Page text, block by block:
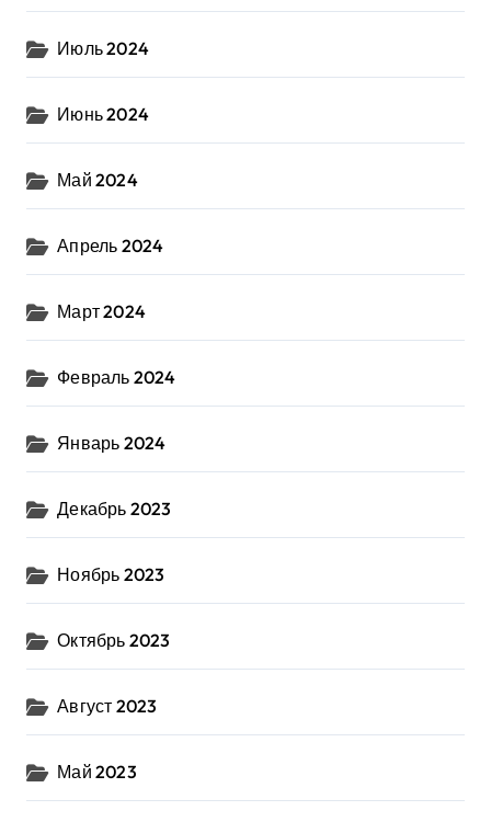
Июль 2024
Июнь 2024
Май 2024
Апрель 2024
Март 2024
Февраль 2024
Январь 2024
Декабрь 2023
Ноябрь 2023
Октябрь 2023
Август 2023
Май 2023